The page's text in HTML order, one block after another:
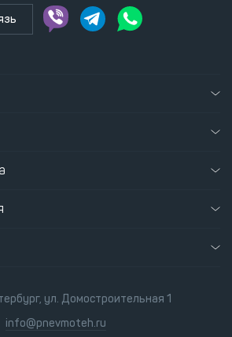
ул. Домостроительная 1
info@pnevmoteh.ru